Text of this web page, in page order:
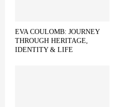
EVA COULOMB: JOURNEY
THROUGH HERITAGE,
IDENTITY & LIFE